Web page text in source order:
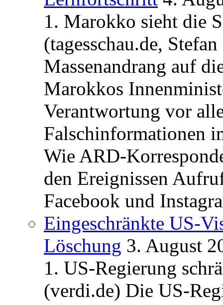
1. Marokko sieht die
(tagesschau.de,
Massenandrang auf
Marokkos
Verantwortung vor
Falschinformationen
Wie ARD-
den Ereignissen
Facebook und
Eingeschränkte US-
Löschung 3. August
1. US-Regierung
(verdi.de) Die US-